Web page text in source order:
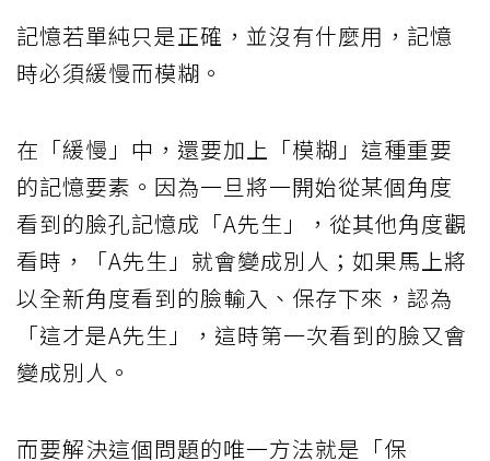
記憶若單純只是正確，並沒有什麼用，記憶
時必須緩慢而模糊。
在「緩慢」中，還要加上「模糊」這種重要
的記憶要素。因為一旦將一開始從某個角度
看到的臉孔記憶成「A先生」，從其他角度觀
看時，「A先生」就會變成別人；如果馬上將
以全新角度看到的臉輸入、保存下來，認為
「這才是A先生」，這時第一次看到的臉又會
變成別人。
而要解決這個問題的唯一方法就是「保